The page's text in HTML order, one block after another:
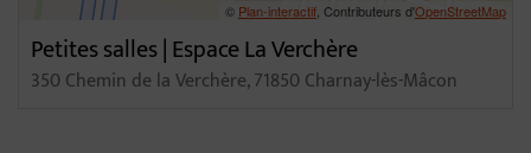
© Plan-interactif , Contributeurs d'OpenStreetMap
Petites salles | Espace La Verchère
350 Chemin de la Verchère, 71850 Charnay-lès-Mâcon